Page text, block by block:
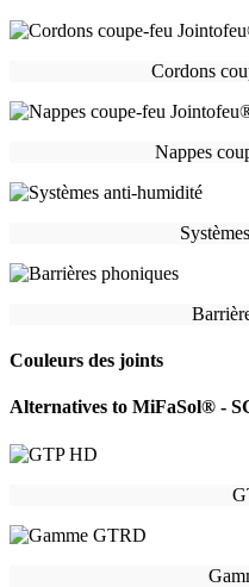
Cordons
Nappes
Couleurs des joints
Alternatives to MiFaSol® -